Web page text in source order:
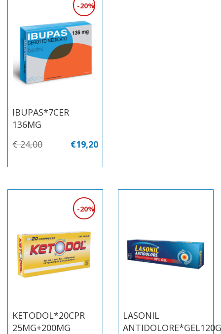
IBUPAS*7CER
136MG
20%
€ 24,00 €19,20
KETODOL*20CPR
25MG+200MG
20%
LASONIL
ANTIDOLORE*GEL120G